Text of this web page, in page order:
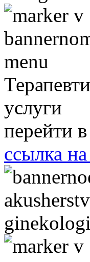
услуги
перейти
ссылка